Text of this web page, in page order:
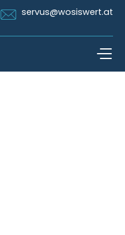
Icon Email
servus@wosiswert.at